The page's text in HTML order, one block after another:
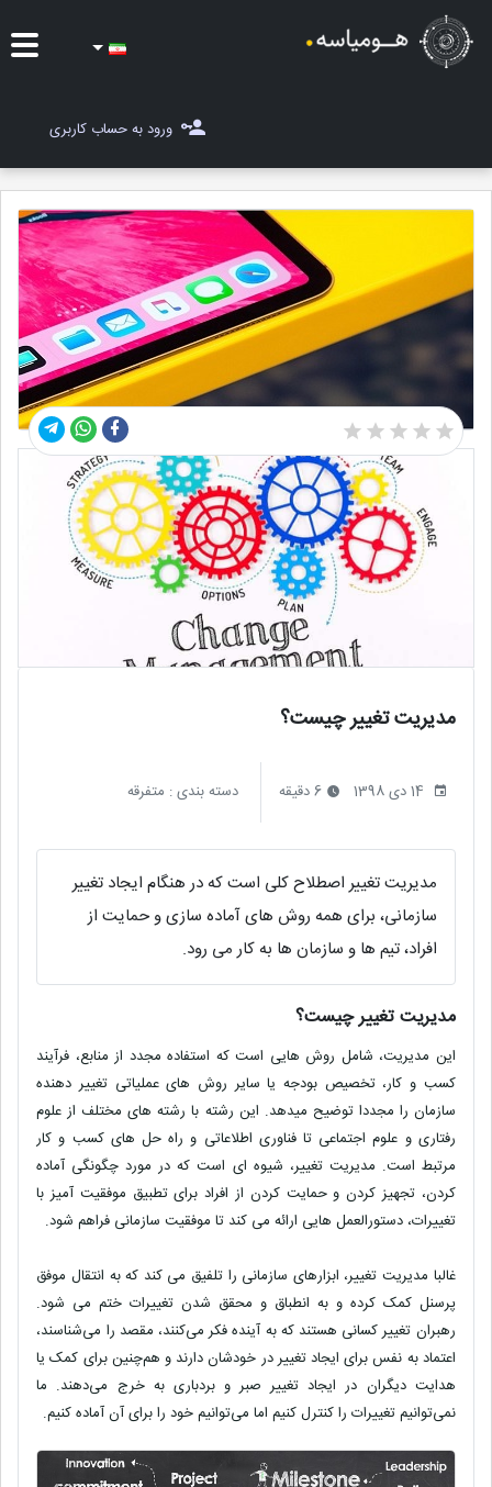
مسابقات
مجله هومیاسه
ثبت ایده
ورود به حساب کاربری
مدیریت تغییر چیست؟
14 دی 1398 6 دقیقه دسته بندی : متفرقه
مدیریت تغییر اصطلاح کلی است که در هنگام ایجاد تغییر
سازمانی، برای همه روش های آماده سازی و حمایت از
افراد، تیم ها و سازمان ها به کار می رود.
مدیریت تغییر چیست؟
این مدیریت، شامل روش هایی است که استفاده مجدد از منابع، فرآیند
کسب و کار، تخصیص بودجه یا سایر روش های عملیاتی تغییر دهنده
سازمان را مجددا توضیح میدهد. این رشته با رشته های مختلف از علوم
رفتاری و علوم اجتماعی تا فناوری اطلاعاتی و راه حل های کسب و کار
مرتبط است. مدیریت تغییر، شیوه ای است که در مورد چگونگی آماده
کردن، تجهیز کردن و حمایت کردن از افراد برای تطبیق موفقیت آمیز با
تغییرات، دستورالعمل هایی ارائه می کند تا موفقیت سازمانی فراهم شود.
غالبا مدیریت تغییر، ابزارهای سازمانی را تلفیق می کند که به انتقال موفق
پرسنل کمک کرده و به انطباق و محقق شدن تغییرات ختم می شود.
رهبران تغییر کسانی هستند که به آینده فکر می‌کنند، مقصد را می‌شناسند،
اعتماد به نفس برای ایجاد تغییر در خودشان دارند و هم‌چنین برای کمک یا
هدایت دیگران در ایجاد تغییر صبر و بردباری به خرج می‌دهند. ما
نمی‌توانیم تغییرات را کنترل کنیم اما می‌توانیم خود را برای آن آماده کنیم.